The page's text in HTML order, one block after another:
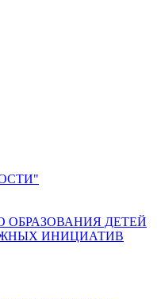
ДЕТЕЙ
ИНИЦИАТИВ